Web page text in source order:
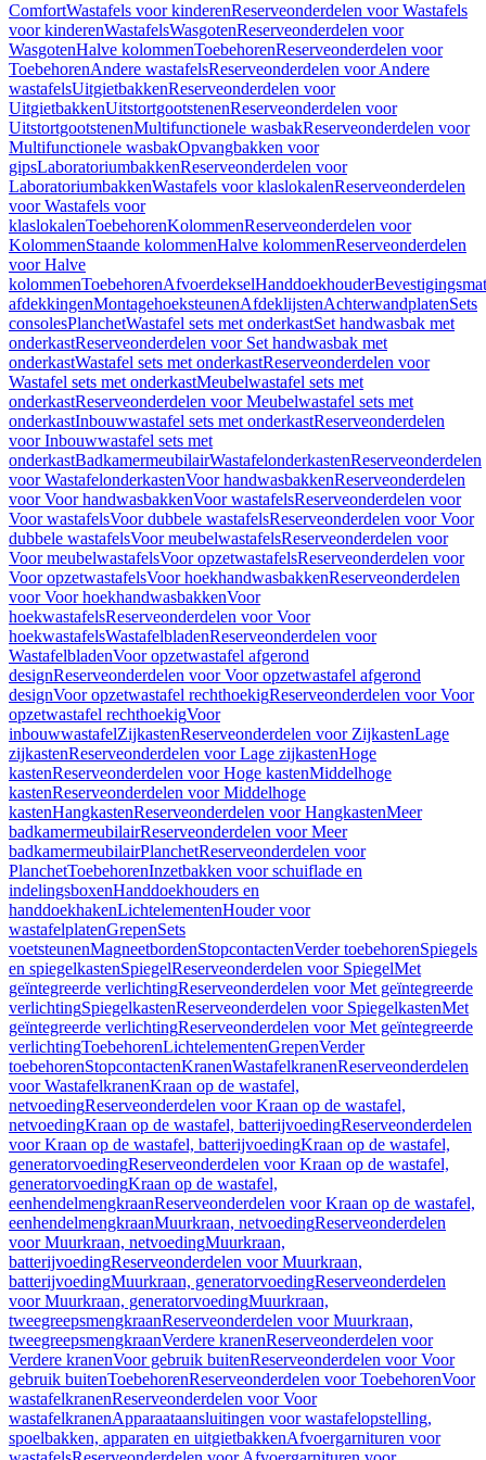
ComfortWastafels voor kinderenReserveonderdelen voor Wastafels
voor kinderenWastafelsWasgotenReserveonderdelen voor
WasgotenHalve kolommenToebehorenReserveonderdelen voor
ToebehorenAndere wastafelsReserveonderdelen voor Andere
wastafelsUitgietbakkenReserveonderdelen voor
UitgietbakkenUitstortgootstenenReserveonderdelen voor
UitstortgootstenenMultifunctionele wasbakReserveonderdelen voor
Multifunctionele wasbakOpvangbakken voor
gipsLaboratoriumbakkenReserveonderdelen voor
LaboratoriumbakkenWastafels voor klaslokalenReserveonderdelen
voor Wastafels voor
klaslokalenToebehorenKolommenReserveonderdelen voor
KolommenStaande kolommenHalve kolommenReserveonderdelen
voor Halve
kolommenToebehorenAfvoerdekselHanddoekhouder
afdekkingenMontagehoeksteunenAfdeklijstenAchterwandplatenSets
consolesPlanchetWastafel sets met onderkastSet handwasbak met
onderkastReserveonderdelen voor Set handwasbak met
onderkastWastafel sets met onderkastReserveonderdelen voor
Wastafel sets met onderkastMeubelwastafel sets met
onderkastReserveonderdelen voor Meubelwastafel sets met
onderkastInbouwwastafel sets met onderkastReserveonderdelen
voor Inbouwwastafel sets met
onderkastBadkamermeubilairWastafelonderkastenReserveonderdelen
voor WastafelonderkastenVoor handwasbakkenReserveonderdelen
voor Voor handwasbakkenVoor wastafelsReserveonderdelen voor
Voor wastafelsVoor dubbele wastafelsReserveonderdelen voor Voor
dubbele wastafelsVoor meubelwastafelsReserveonderdelen voor
Voor meubelwastafelsVoor opzetwastafelsReserveonderdelen voor
Voor opzetwastafelsVoor hoekhandwasbakkenReserveonderdelen
voor Voor hoekhandwasbakkenVoor
hoekwastafelsReserveonderdelen voor Voor
hoekwastafelsWastafelbladenReserveonderdelen voor
WastafelbladenVoor opzetwastafel afgerond
designReserveonderdelen voor Voor opzetwastafel afgerond
designVoor opzetwastafel rechthoekigReserveonderdelen voor Voor
opzetwastafel rechthoekigVoor
inbouwwastafelZijkastenReserveonderdelen voor ZijkastenLage
zijkastenReserveonderdelen voor Lage zijkastenHoge
kastenReserveonderdelen voor Hoge kastenMiddelhoge
kastenReserveonderdelen voor Middelhoge
kastenHangkastenReserveonderdelen voor HangkastenMeer
badkamermeubilairReserveonderdelen voor Meer
badkamermeubilairPlanchetReserveonderdelen voor
PlanchetToebehorenInzetbakken voor schuiflade en
indelingsboxenHanddoekhouders en
handdoekhakenLichtelementenHouder voor
wastafelplatenGrepenSets
voetsteunenMagneetbordenStopcontactenVerder toebehorenSpiegels
en spiegelkastenSpiegelReserveonderdelen voor SpiegelMet
geïntegreerde verlichtingReserveonderdelen voor Met geïntegreerde
verlichtingSpiegelkastenReserveonderdelen voor SpiegelkastenMet
geïntegreerde verlichtingReserveonderdelen voor Met geïntegreerde
verlichtingToebehorenLichtelementenGrepenVerder
toebehorenStopcontactenKranenWastafelkranenReserveonderdelen
voor WastafelkranenKraan op de wastafel,
netvoedingReserveonderdelen voor Kraan op de wastafel,
netvoedingKraan op de wastafel, batterijvoedingReserveonderdelen
voor Kraan op de wastafel, batterijvoedingKraan op de wastafel,
generatorvoedingReserveonderdelen voor Kraan op de wastafel,
generatorvoedingKraan op de wastafel,
eenhendelmengkraanReserveonderdelen voor Kraan op de wastafel,
eenhendelmengkraanMuurkraan, netvoedingReserveonderdelen
voor Muurkraan, netvoedingMuurkraan,
batterijvoedingReserveonderdelen voor Muurkraan,
batterijvoedingMuurkraan, generatorvoedingReserveonderdelen
voor Muurkraan, generatorvoedingMuurkraan,
tweegreepsmengkraanReserveonderdelen voor Muurkraan,
tweegreepsmengkraanVerdere kranenReserveonderdelen voor
Verdere kranenVoor gebruik buitenReserveonderdelen voor Voor
gebruik buitenToebehorenReserveonderdelen voor ToebehorenVoor
wastafelkranenReserveonderdelen voor Voor
wastafelkranenApparaataansluitingen voor wastafelopstelling,
spoelbakken, apparaten en uitgietbakkenAfvoergarnituren voor